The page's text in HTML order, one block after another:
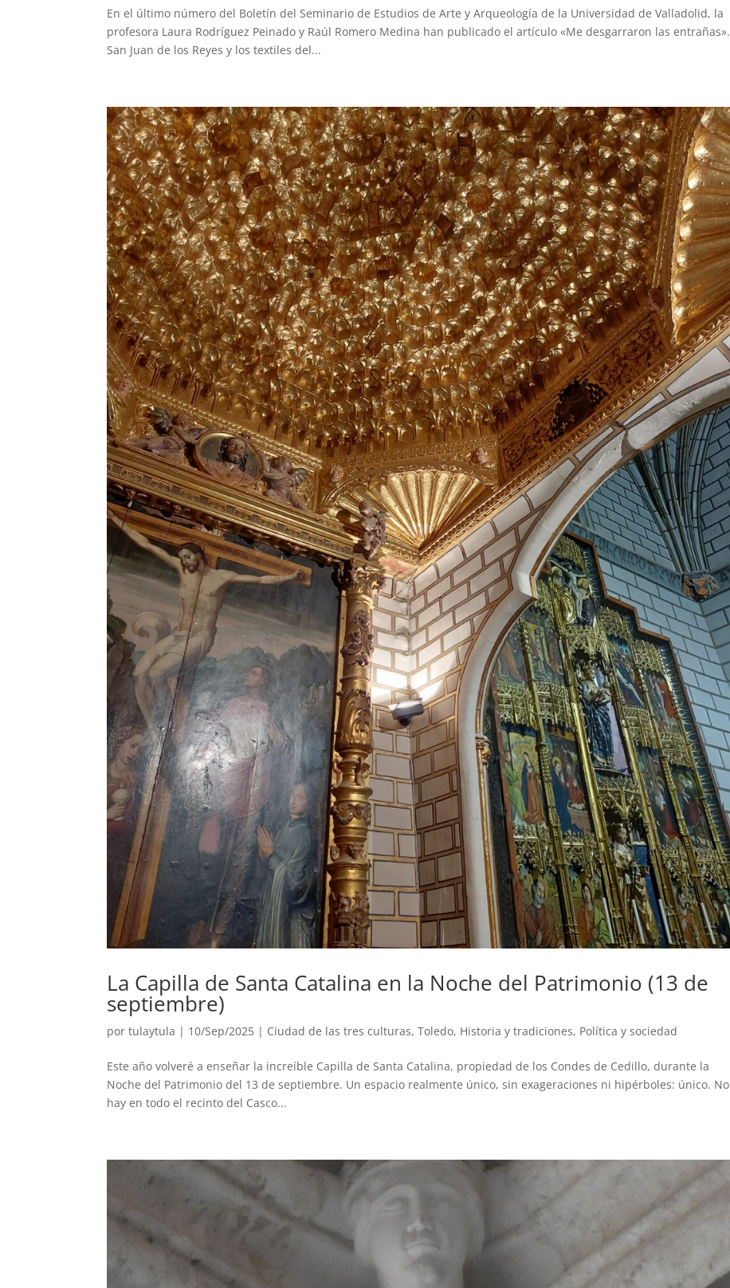
En el último número del Boletín del Seminario de Estudios de Arte y Arqueología de la Universidad de Valladolid, la
profesora Laura Rodríguez Peinado y Raúl Romero Medina han publicado el artículo «Me desgarraron las entrañas».
San Juan de los Reyes y los textiles del...
La Capilla de Santa Catalina en la Noche del Patrimonio (13 de
septiembre)
portulaytula | 10/Sep/2025 | Ciudad de las tres culturas, Toledo, Historia y tradiciones, Política y sociedad
Este año volveré a enseñar la increíble Capilla de Santa Catalina, propiedad de los Condes de Cedillo, durante la
Noche del Patrimonio del 13 de septiembre. Un espacio realmente único, sin exageraciones ni hipérboles: único. No
hay en todo el recinto del Casco...